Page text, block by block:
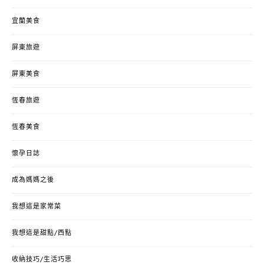
宜蘭美食
屏東旅遊
屏東美食
恆春旅遊
恆春美食
懷孕日誌
成為媽媽之後
我想這是家常菜
我想這是甜點/西點
收納技巧/生活巧思